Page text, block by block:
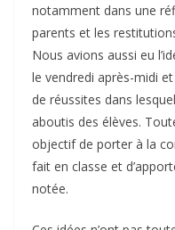
notamment dans une
parents et les
Nous avions aussi eu
le vendredi après-midi
de réussites dans
aboutis des élèves.
objectif de porter à la
fait en classe et
notée.